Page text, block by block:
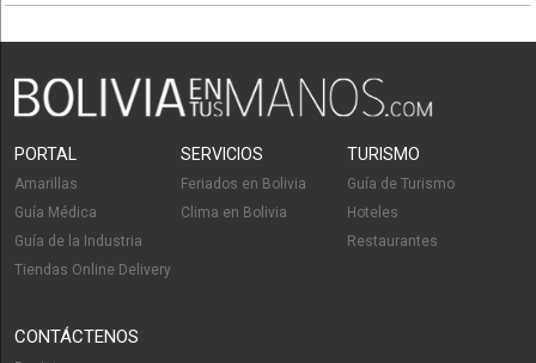
PORTAL
Amarillas
Guía Médica
Guía de la Industria
Tiendas Online Delivery
SERVICIOS
Feriados en Bolivia
Clima en Bolivia
TURISMO
Guía de Turismo
Hoteles
Restaurantes
CONTÁCTENOS